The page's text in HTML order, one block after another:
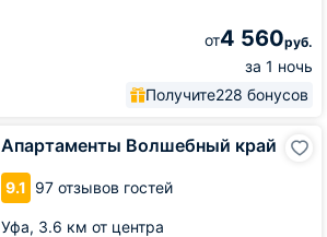
от4 560руб.
за 1 ночь
Получите228 бонусов
Апартаменты Волшебный край
9.1 97 отзывов гостей
Уфа, 3.6 км от центра